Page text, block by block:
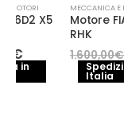
MECCANICA E PERFORMANCE
Motore FIAT
1.600,00
Il
prezzo
Spedizione